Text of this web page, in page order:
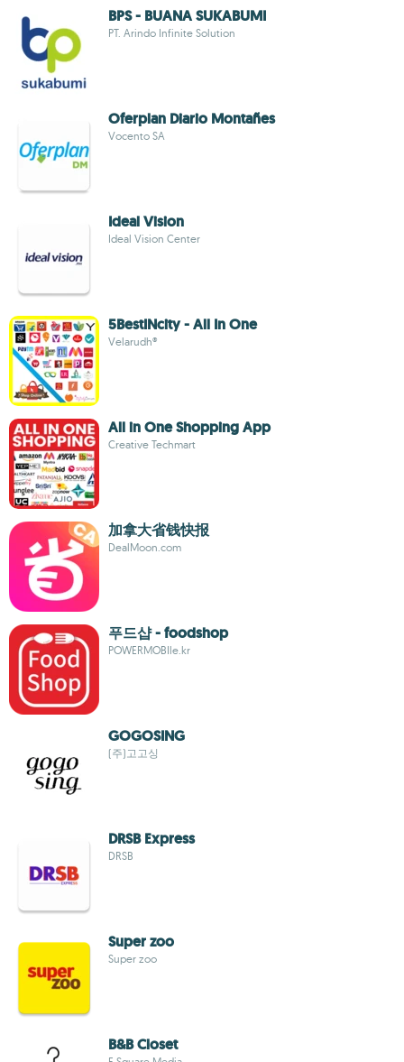
BPS - BUANA SUKABUMI
PT. Arindo Infinite Solution
Oferplan Diario Montañes
Vocento SA
Ideal Vision
Ideal Vision Center
5BestINcity - All In One
Velarudh®
All in One Shopping App
Creative Techmart
加拿大省钱快报
DealMoon.com
푸드샵 - foodshop
POWERMOBIle.kr
GOGOSING
(주)고고싱
DRSB Express
DRSB
Super zoo
Super zoo
B&B Closet